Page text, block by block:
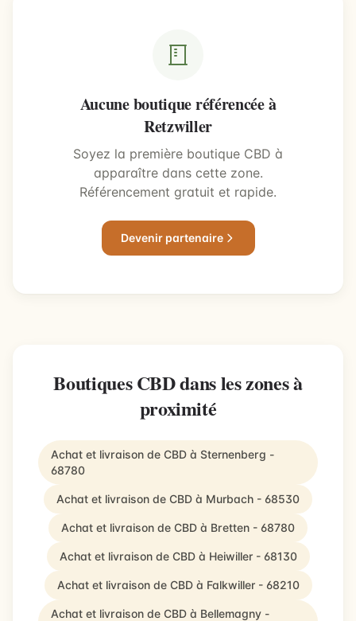
Aucune boutique référencée à
Retzwiller
Soyez la première boutique CBD à
apparaître dans cette zone.
Référencement gratuit et rapide.
Devenir partenaire
Boutiques CBD dans les zones à
proximité
Achat et livraison de CBD à Sternenberg -
68780
Achat et livraison de CBD à Murbach - 68530
Achat et livraison de CBD à Bretten - 68780
Achat et livraison de CBD à Heiwiller - 68130
Achat et livraison de CBD à Falkwiller - 68210
Achat et livraison de CBD à Bellemagny -